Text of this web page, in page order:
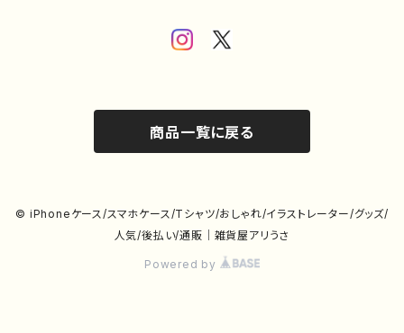
商品一覧に戻る
© iPhoneケース/スマホケース/Tシャツ/おしゃれ/イラストレーター/グッズ/
人気/後払い/通販｜雑貨屋アリうさ
Powered by